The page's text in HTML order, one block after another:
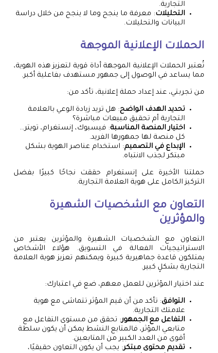
التجارية.
التحليلات: معرفة ما ينجح وما لا ينجح من خلال دراسة
البيانات والتحليلات.
الحملات الإعلانية الموجهة
تُعتبر الحملات الإعلانية الموجهة أداة قوية لتعزيز هذه الهوية،
مما يساعد في الوصول إلى جمهور مستهدف بفاعلية أكبر.
من تجربتي، عند إعداد حملة إعلانية، تأكد من:
تحديد الهدف الواضح: هل تريد زيادة الوعي بالعلامة
التجارية أم تحقيق مبيعات مباشرة؟
اختيار المنصة المناسبة: فيسبوك، إنستغرام، تويتر…
كل منصة لها جمهورها الفريد.
الإبداع في التصميم: استخدام عناصر الهوية بشكل
مبتكر لجذب الانتباه.
حملتنا الأخيرة على إنستغرام حققت نجاحًا كبيرًا بفضل
التركيز الكامل على هوية العلامة التجارية.
التعاون مع الشخصيات الشهيرة
والمؤثرين
التعاون مع الشخصيات الشهيرة والمؤثرين يعتبر من
الاستراتيجيات الفعالة في التسويق. هؤلاء الأشخاص
يمتلكون قاعدة جماهيرية كبيرة ويمكنهم تعزيز هوية العلامة
التجارية بشكلٍ كبير.
عند اختيار المؤثرين للعمل معهم، ضع في اعتبارك:
التوافق: تأكد من أن قيم المؤثر تتماشى مع هوية
علامتك التجارية.
التفاعل مع الجمهور: تحقق من مستوى التفاعل مع
متابعي المؤثر، فالمتابع النشط يمكن أن يكون سلطة
أقوى من العدد الكبير من المتابعين.
تقديم محتوى مبتكر: يجب أن يكون التعاون حقيقيًا،